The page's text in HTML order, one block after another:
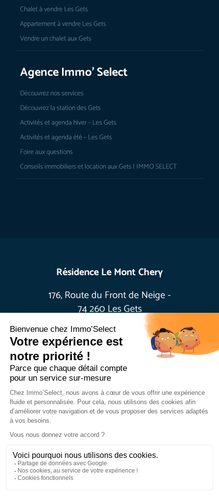
Chalet à vendre Les Gets
Appartement à vendre Les Gets
Vendre un chalet aux Gets
Agence Immo’ Select
Découvrez nos services
Découvrez la station des Gets
Activités et agenda hiver – Les Gets
Activités et agenda été – Les Gets
Foire aux questions
Conseils immobiliers et location aux Gets | IMMO SELECT
Résidence Le Mont Chery
176, Route du Front de Neige -
74 260 Les Gets
+33(0)4 50 79 10 86
info@agenceimmoselect.com
Politique de confidentialité
Mentions légales